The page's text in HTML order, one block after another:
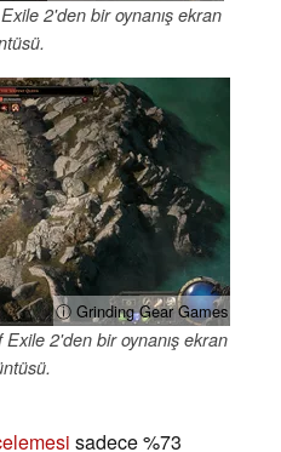
2'den bir oynanış ekran
ⓘ Grinding Gear Games
2'den bir oynanış ekran
sadece %73